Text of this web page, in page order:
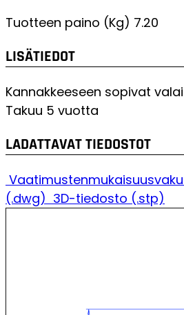
Tuotteen paino (Kg) 7.20
LISÄTIEDOT
Kannakkeeseen sopivat
Takuu 5 vuotta
LADATTAVAT TIEDOSTOT
(.dwg) 3D-tiedosto (.stp)